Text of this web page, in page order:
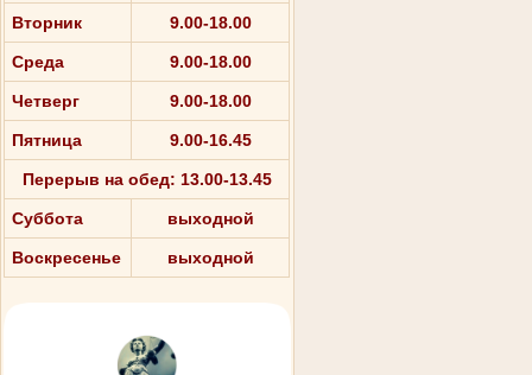
Вторник 9.00-18.00
Среда 9.00-18.00
Четверг 9.00-18.00
Пятница 9.00-16.45
Перерыв на обед: 13.00-13.45
Суббота выходной
Воскресенье выходной